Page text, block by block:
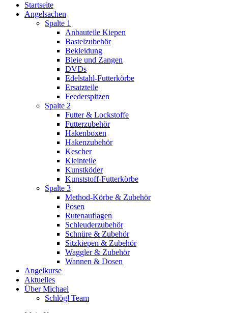
Startseite
Angelsachen
Spalte 1
Anbauteile Kiepen
Bastelzubehör
Bekleidung
Bleie und Zangen
DVDs
Edelstahl-Futterkörbe
Ersatzteile
Feederspitzen
Spalte 2
Futter & Lockstoffe
Futterzubehör
Hakenboxen
Hakenzubehör
Kescher
Kleinteile
Kunstköder
Kunststoff-Futterkörbe
Spalte 3
Method-Körbe & Zubehör
Posen
Rutenauflagen
Schleuderzubehör
Schnüre & Zubehör
Sitzkiepen & Zubehör
Waggler & Zubehör
Wannen & Dosen
Angelkurse
Aktuelles
Über Michael
Schlögl Team